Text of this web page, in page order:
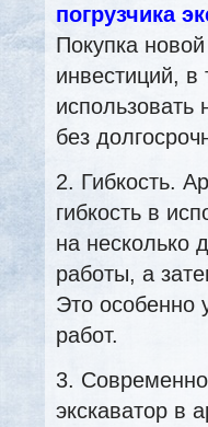
погрузчика
Покупка
инвестиций, в
использовать
без
2. Гибкость.
гибкость в
на несколько
работы, а
Это особенно
работ.
3.
экскаватор в